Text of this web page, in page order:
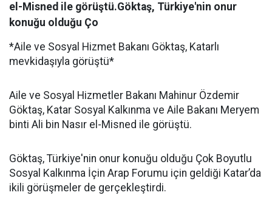
el-Misned ile görüştü.Göktaş, Türkiye'nin onur
konuğu olduğu Ço
*Aile ve Sosyal Hizmet Bakanı Göktaş, Katarlı
mevkidaşıyla görüştü*
Aile ve Sosyal Hizmetler Bakanı Mahinur Özdemir
Göktaş, Katar Sosyal Kalkınma ve Aile Bakanı Meryem
binti Ali bin Nasır el-Misned ile görüştü.
Göktaş, Türkiye'nin onur konuğu olduğu Çok Boyutlu
Sosyal Kalkınma İçin Arap Forumu için geldiği Katar’da
ikili görüşmeler de gerçekleştirdi.